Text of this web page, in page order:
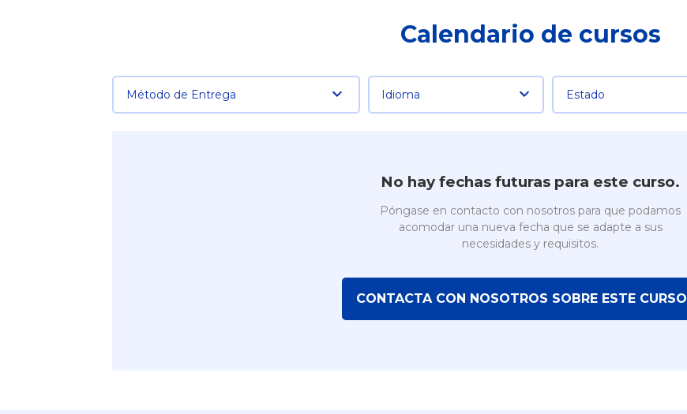
Calendario de cursos
Método de Entrega Idioma Estado
No hay fechas futuras para este curso.
Póngase en contacto con nosotros para que podamos
acomodar una nueva fecha que se adapte a sus
necesidades y requisitos.
CONTACTA CON NOSOTROS SOBRE ESTE CURSO